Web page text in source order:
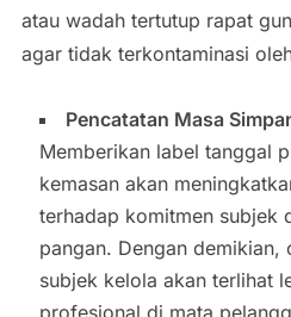
atau wadah tertutup rapat
agar tidak terkontaminasi
Pencatatan Masa
Memberikan label tanggal
kemasan akan
terhadap komitmen subjek
pangan. Dengan demikian,
subjek kelola akan terlihat
profesional di mata